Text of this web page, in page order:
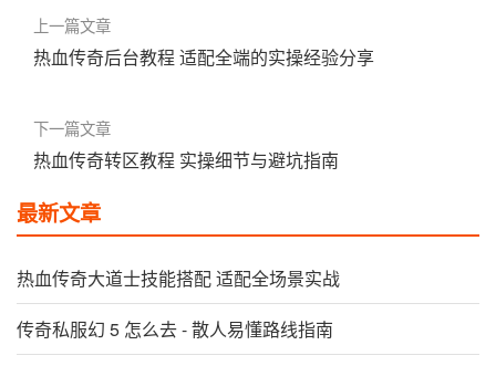
上一篇文章
热血传奇后台教程 适配全端的实操经验分享
下一篇文章
热血传奇转区教程 实操细节与避坑指南
最新文章
热血传奇大道士技能搭配 适配全场景实战
传奇私服幻 5 怎么去 - 散人易懂路线指南